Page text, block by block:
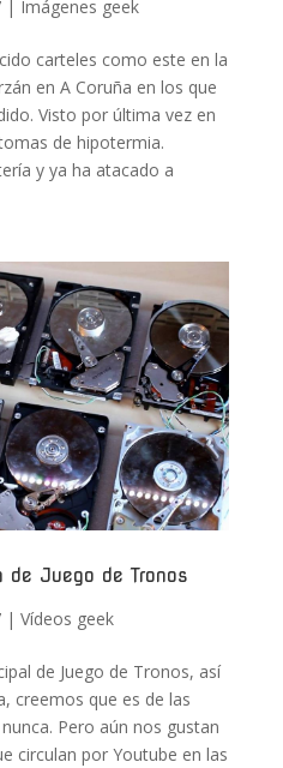
| Imágenes geek
carteles como este en la
en A Coruña en los que
Visto por última vez en
de hipotermia.
y ya ha atacado a
Juego de Tronos
| Vídeos geek
de Juego de Tronos, así
creemos que es de las
Pero aún nos gustan
circulan por Youtube en las